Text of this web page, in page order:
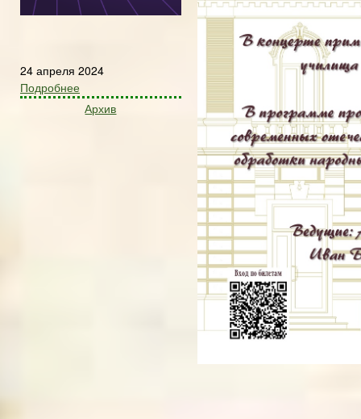
24 апреля 2024
Подробнее
Архив